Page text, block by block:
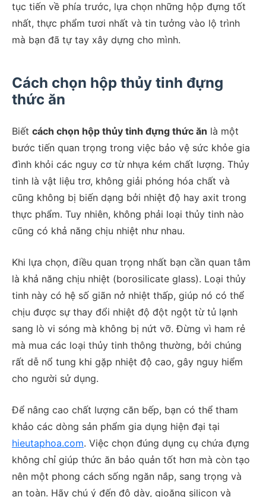
tục tiến về phía trước, lựa chọn những hộp đựng tốt
nhất, thực phẩm tươi nhất và tin tưởng vào lộ trình
mà bạn đã tự tay xây dựng cho mình.
Cách chọn hộp thủy tinh đựng
thức ăn
Biết cách chọn hộp thủy tinh đựng thức ăn là một
bước tiến quan trọng trong việc bảo vệ sức khỏe gia
đình khỏi các nguy cơ từ nhựa kém chất lượng. Thủy
tinh là vật liệu trơ, không giải phóng hóa chất và
cũng không bị biến dạng bởi nhiệt độ hay axit trong
thực phẩm. Tuy nhiên, không phải loại thủy tinh nào
cũng có khả năng chịu nhiệt như nhau.
Khi lựa chọn, điều quan trọng nhất bạn cần quan tâm
là khả năng chịu nhiệt (borosilicate glass). Loại thủy
tinh này có hệ số giãn nở nhiệt thấp, giúp nó có thể
chịu được sự thay đổi nhiệt độ đột ngột từ tủ lạnh
sang lò vi sóng mà không bị nứt vỡ. Đừng vì ham rẻ
mà mua các loại thủy tinh thông thường, bởi chúng
rất dễ nổ tung khi gặp nhiệt độ cao, gây nguy hiểm
cho người sử dụng.
Để nâng cao chất lượng căn bếp, bạn có thể tham
khảo các dòng sản phẩm gia dụng hiện đại tại
hieutaphoa.com. Việc chọn đúng dụng cụ chứa đựng
không chỉ giúp thức ăn bảo quản tốt hơn mà còn tạo
nên một phong cách sống ngăn nắp, sang trọng và
an toàn. Hãy chú ý đến độ dày, gioăng silicon và